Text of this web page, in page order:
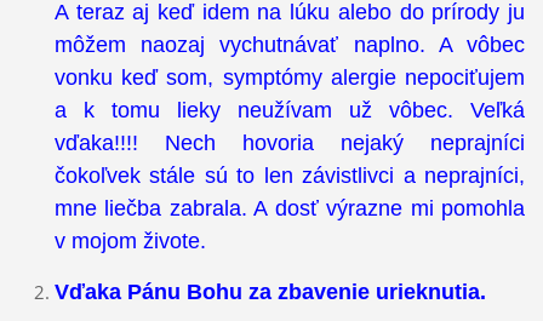
A teraz aj keď idem na lúku alebo do prírody ju
môžem naozaj vychutnávať naplno. A vôbec
vonku keď som, symptómy alergie nepociťujem
a k tomu lieky neužívam už vôbec. Veľká
vďaka!!!! Nech hovoria nejaký neprajníci
čokoľvek stále sú to len závistlivci a neprajníci,
mne liečba zabrala. A dosť výrazne mi pomohla
v mojom živote.
Vďaka Pánu Bohu za zbavenie urieknutia.